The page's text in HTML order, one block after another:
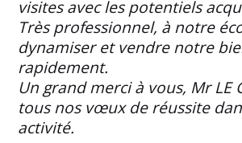
visites avec les potentiels
Très professionnel, à notre
dynamiser et vendre notre
rapidement.
Un grand merci à vous, Mr LE
tous nos vœux de réussite
activité.